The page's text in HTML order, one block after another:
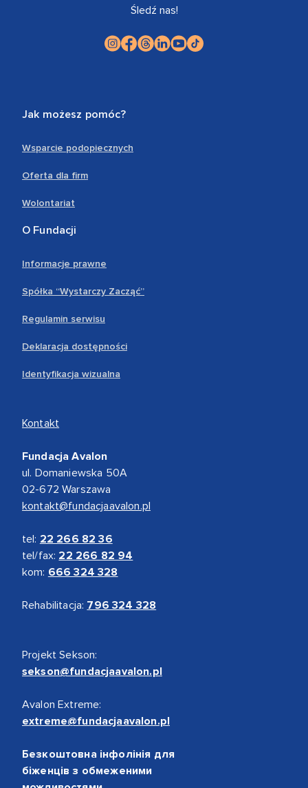
Śledź nas!
Jak możesz pomóc?
Wsparcie podopiecznych
Oferta dla firm
Wolontariat
O Fundacji
Informacje prawne
Spółka “Wystarczy Zacząć”
Regulamin serwisu
Deklaracja dostępności
Identyfikacja wizualna
Kontakt
Fundacja Avalon
ul. Domaniewska 50A
02-672 Warszawa
kontakt@fundacjaavalon.pl
tel: 22 266 82 36
tel/fax: 22 266 82 94
kom: 666 324 328
Rehabilitacja: 796 324 328
Projekt Sekson:
sekson@fundacjaavalon.pl
Avalon Extreme:
extreme@fundacjaavalon.pl
Безкоштовна інфолінія для
біженців з обмеженими